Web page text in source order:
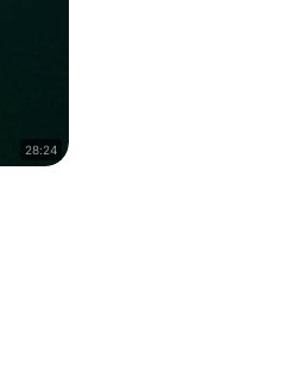
28:24